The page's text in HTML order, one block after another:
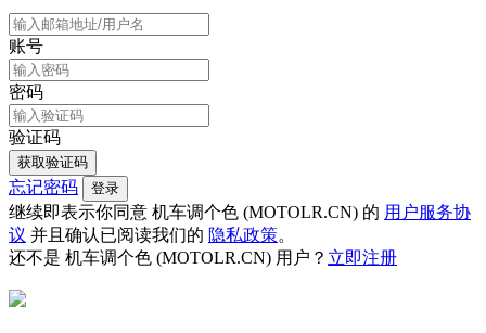
账号
密码
验证码
获取验证码
忘记密码 登录
继续即表示你同意 机车调个色 (MOTOLR.CN) 的 用户服务协
议 并且确认已阅读我们的 隐私政策。
还不是 机车调个色 (MOTOLR.CN) 用户？ 立即注册